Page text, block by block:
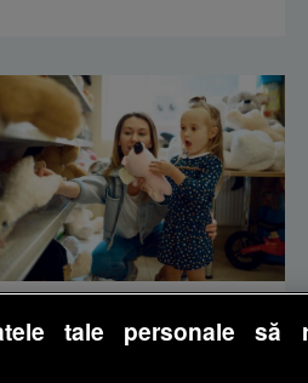
intuiției la
tale personale să